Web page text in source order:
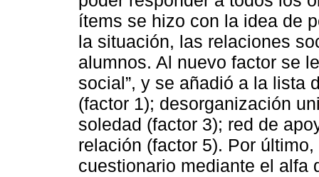
ítems se hizo con la idea de
la situación, las relaciones
alumnos. Al nuevo factor se
social”, y se añadió a la lista
(factor 1); desorganización
soledad (factor 3); red de
relación (factor 5). Por
cuestionario mediante el alfa